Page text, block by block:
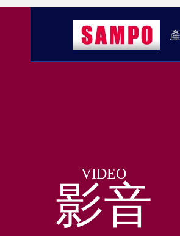
VIDEO
影音